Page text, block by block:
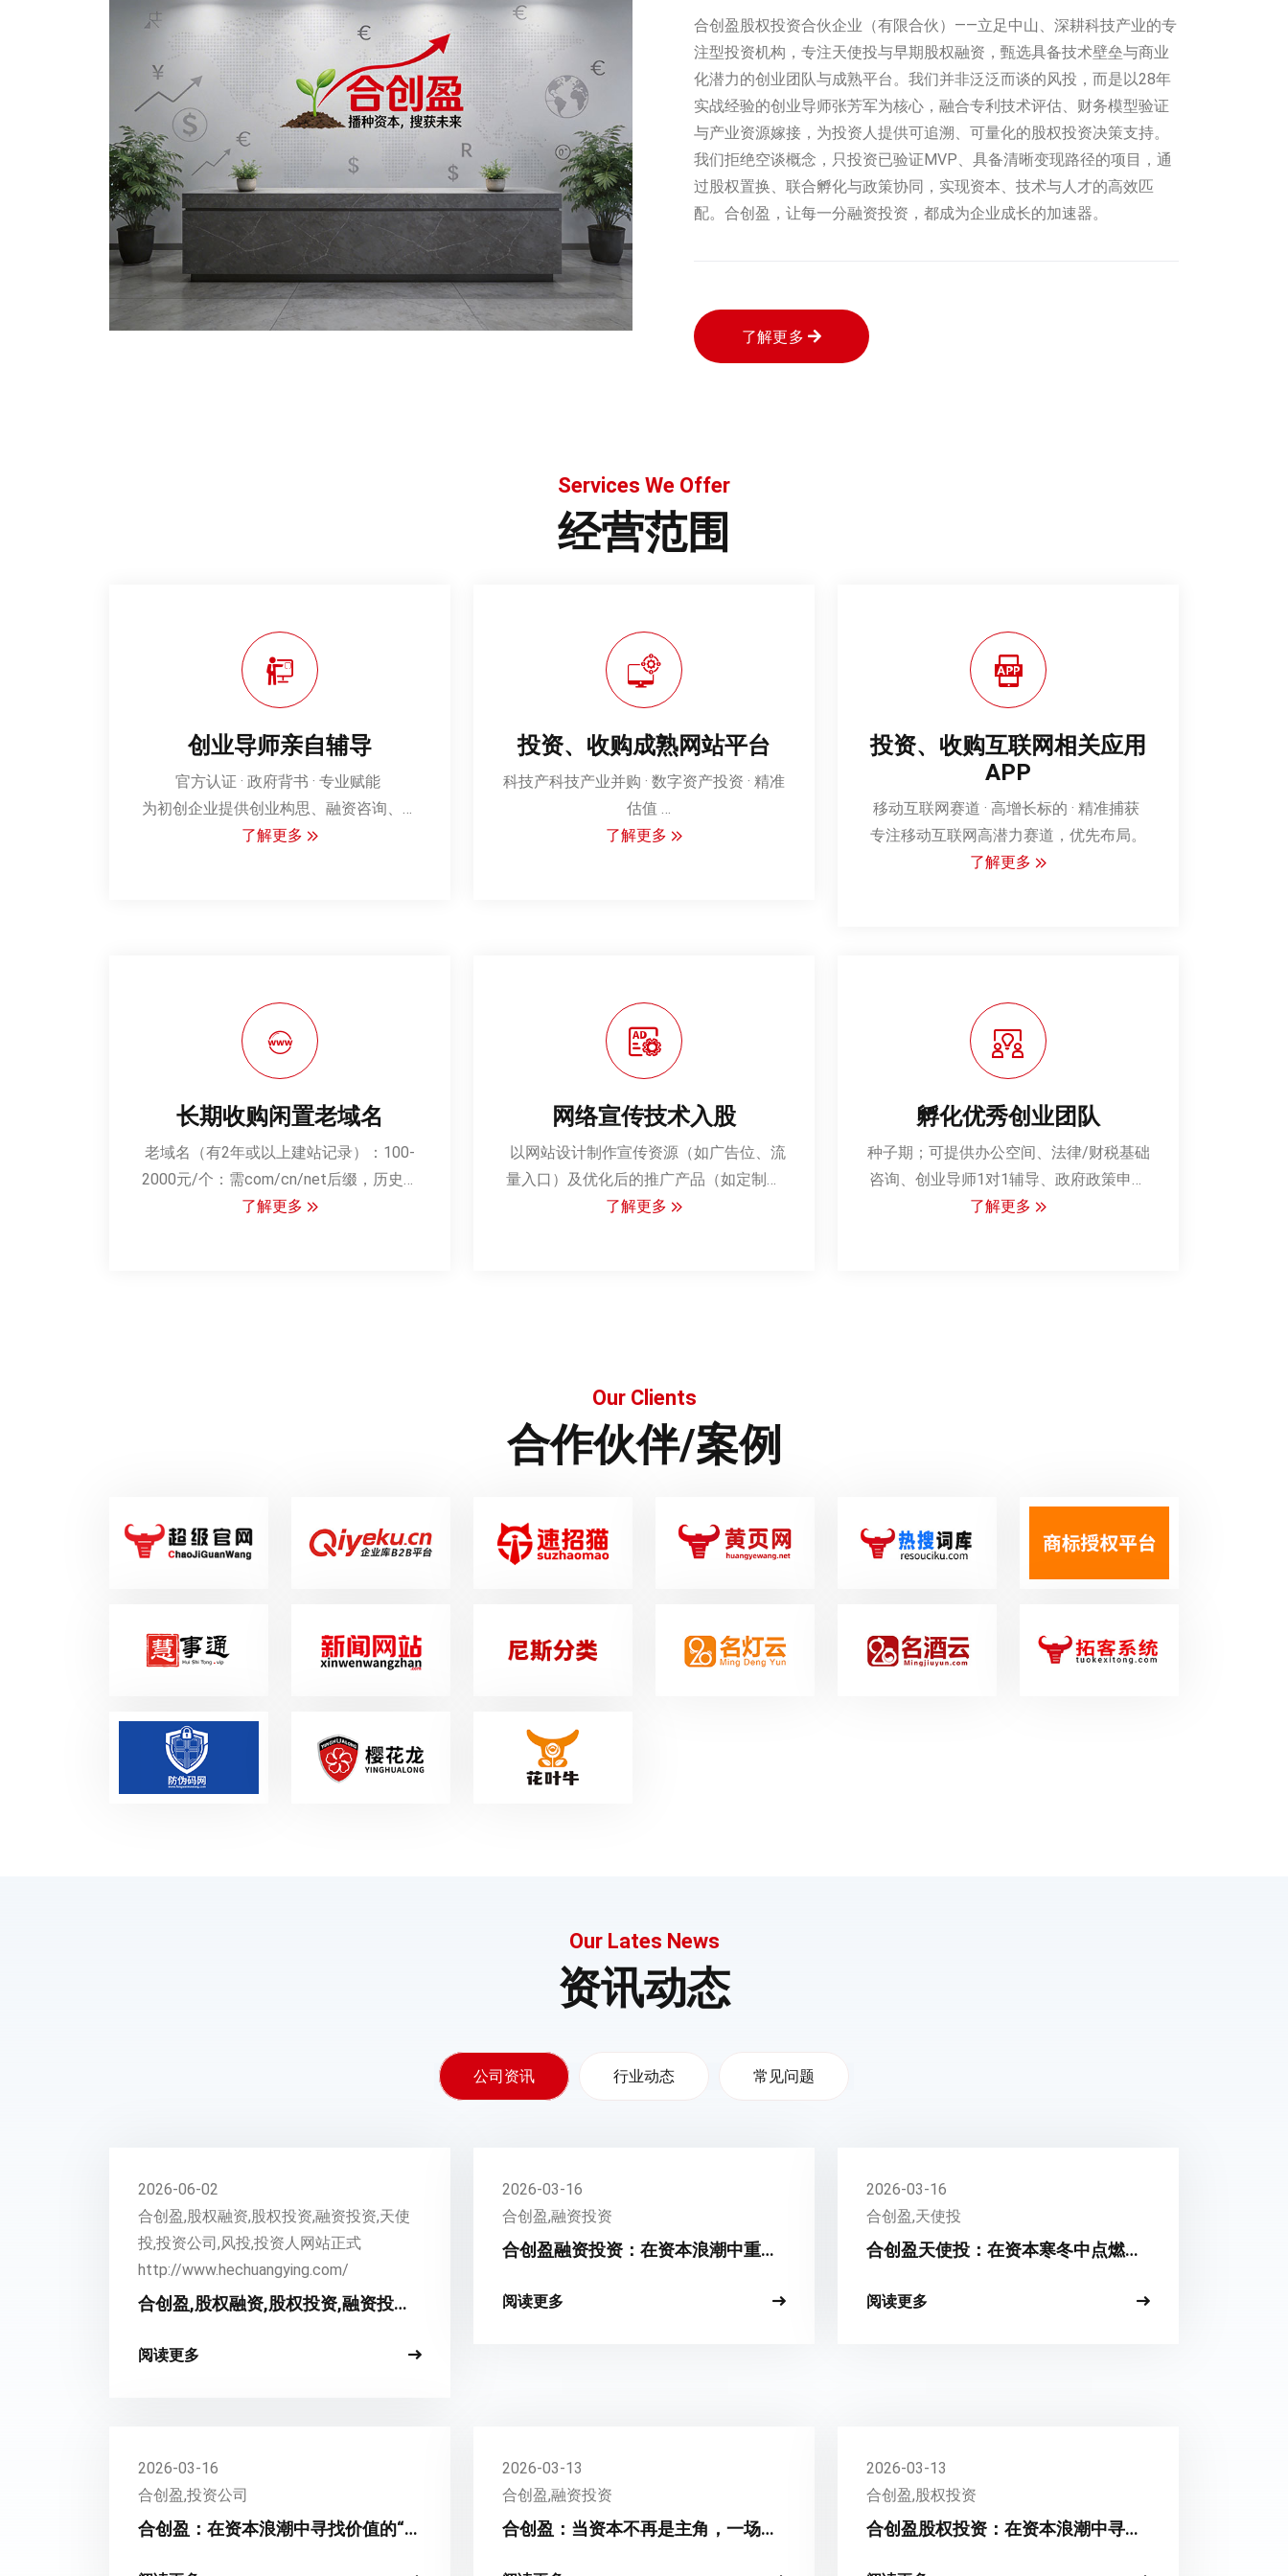
‌合创盈股权投资合伙企业（有限合伙）‌——立足中山、深耕科技产业的专
注型投资机构，专注天使投与早期股权融资，甄选具备技术壁垒与商业
化潜力的创业团队与成熟平台。我们并非泛泛而谈的风投，而是以28年
实战经验的创业导师张芳军为核心，融合专利技术评估、财务模型验证
与产业资源嫁接，为投资人提供可追溯、可量化的股权投资决策支持。
我们拒绝空谈概念，只投资已验证MVP、具备清晰变现路径的项目，通
过股权置换、联合孵化与政策协同，实现资本、技术与人才的高效匹
配。合创盈，让每一分融资投资，都成为企业成长的加速器。
了解更多
Services We Offer
经营范围
创业导师亲自辅导
‌官方认证 · 政府背书 · 专业赋能‌
为初创企业提供创业构思、融资咨询、财
务管理、市场营销、企业管理等一对一深
了解更多
投资、收购成熟网站平台
‌科技产‌科技产业并购 · 数字资产投资 · 精准
估值‌
聚焦运营满3年以上的高价值互联网平
了解更多
投资、收购互联网相关应用
APP
‌移动互联网赛道 · 高增长标的 · 精准捕获‌
专注移动互联网高潜力赛道，优先布局。
了解更多
长期收购闲置老域名
老域名‌（有2年或以上建站记录）：100-
2000元/个‌：需com/cn/net后缀，历史无
违规记录，近两年正规建站且未墙。
了解更多
网络宣传技术入股
‌ 以网站设计制作宣传资源（如广告位、流
量入口）及优化后的推广产品（如定制化
内容、精准投放工具）作价入股，占目标
了解更多
孵化优秀创业团队
种子期‌；可提供办公空间、法律/财税基础
咨询、创业导师1对1辅导、政府政策申报
协助
了解更多
Our Clients
合作伙伴/案例
Our Lates News
资讯动态
公司资讯 行业动态 常见问题
2026-06-02
合创盈,股权融资,股权投资,融资投资,天使
投,投资公司,风投,投资人网站正式
http://www.hechuangying.com/
合创盈,股权融资,股权投资,融资投资,
式http://www.hechuangying.com/
阅读更多
2026-03-16
合创盈,融资投资
合创盈融资投资：在资本浪潮中重塑
阅读更多
2026-03-16
合创盈,天使投
合创盈天使投：在资本寒冬中点燃创
阅读更多
2026-03-16
合创盈,投资公司
合创盈：在资本浪潮中寻找价值的“慢
2026-03-13
合创盈,融资投资
合创盈：当资本不再是主角，一场关
2026-03-13
合创盈,股权投资
合创盈股权投资：在资本浪潮中寻找